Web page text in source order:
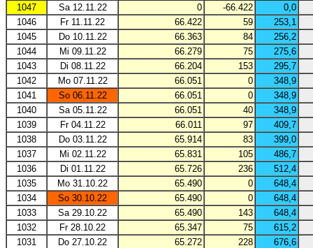
1047
Sa 12.11.22 0 -66.422
0,0
1046
Fr 11.11.22 66.422 59
253,1
1045
Do 10.11.22 66.363 84
256,2
1044
Mi 09.11.22 66.279 75
275,6
1043
Di 08.11.22 66.204 153
295,7
1042
Mo 07.11.22 66.051 0
348,9
1041
So 06.11.22 66.051 0
348,9
1040
Sa 05.11.22 66.051 40
348,9
1039
Fr 04.11.22 66.011 97
409,7
1038
Do 03.11.22 65.914 83
399,0
1037
Mi 02.11.22 65.831 105
486,7
1036
Di 01.11.22 65.726 236
512,4
1035
Mo 31.10.22 65.490 0
648,4
1034
So 30.10.22 65.490 0
648,4
1033
Sa 29.10.22 65.490 143
648,4
1032
Fr 28.10.22 65.347 75
615,2
1031
Do 27.10.22 65.272 228
676,6